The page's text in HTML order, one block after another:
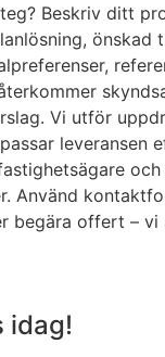
Beskriv ditt
önskad
Vi utför
leveransen
och
Använd
begära offert –
idag!